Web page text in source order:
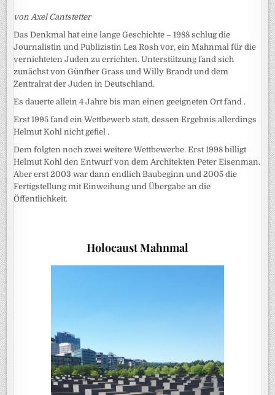
von Axel Cantstetter
Das Denkmal hat eine lange Geschichte – 1988 schlug die
Journalistin und Publizistin Lea Rosh vor, ein Mahnmal für die
vernichteten Juden zu errichten. Unterstützung fand sich
zunächst von Günther Grass und Willy Brandt und dem
Zentralrat der Juden in Deutschland.
Es dauerte allein 4 Jahre bis man einen geeigneten Ort fand .
Erst 1995 fand ein Wettbewerb statt, dessen Ergebnis allerdings
Helmut Kohl nicht gefiel .
Dem folgten noch zwei weitere Wettbewerbe. Erst 1998 billigt
Helmut Kohl den Entwurf von dem Architekten Peter Eisenman.
Aber erst 2003 war dann endlich Baubeginn und 2005 die
Fertigstellung mit Einweihung und Übergabe an die
Öffentlichkeit.
Holocaust Mahnmal